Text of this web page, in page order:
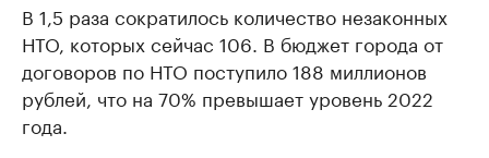
В 1,5 раза сократилось количество незаконных
НТО, которых сейчас 106. В бюджет города от
договоров по НТО поступило 188 миллионов
рублей, что на 70% превышает уровень 2022
года.